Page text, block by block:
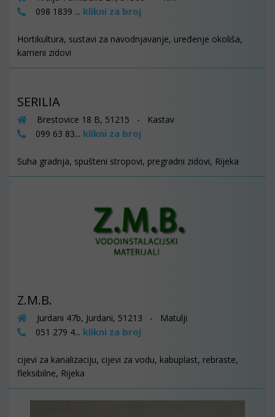
098 1839 ... klikni za broj
Hortikultura, sustavi za navodnjavanje, uređenje okoliša,
kameni zidovi
SERILIA
Brestovice 18 B, 51215 - Kastav
099 63 83... klikni za broj
Suha gradnja, spušteni stropovi, pregradni zidovi, Rijeka
Z.M.B.
Jurdani 47b, Jurdani, 51213 - Matulji
051 279 4... klikni za broj
cijevi za kanalizaciju, cijevi za vodu, kabuplast, rebraste,
fleksibilne, Rijeka